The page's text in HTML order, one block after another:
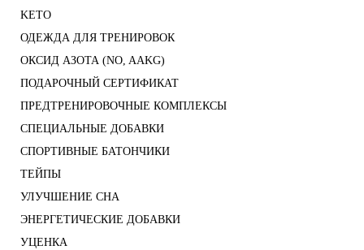
KETO
ОДЕЖДА ДЛЯ ТРЕНИРОВОК
ОКСИД АЗОТА (NO, AAKG)
ПОДАРОЧНЫЙ СЕРТИФИКАТ
ПРЕДТРЕНИРОВОЧНЫЕ КОМПЛЕКСЫ
СПЕЦИАЛЬНЫЕ ДОБАВКИ
СПОРТИВНЫЕ БАТОНЧИКИ
ТЕЙПЫ
УЛУЧШЕНИЕ СНА
ЭНЕРГЕТИЧЕСКИЕ ДОБАВКИ
УЦЕНКА